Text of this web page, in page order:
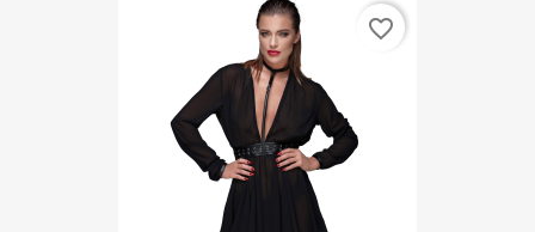
favorite_border